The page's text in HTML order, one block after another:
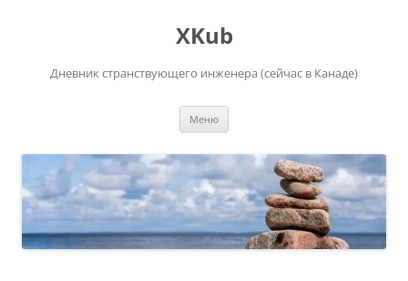
XKub
Дневник странствующего инженера (сейчас в Канаде)
Меню